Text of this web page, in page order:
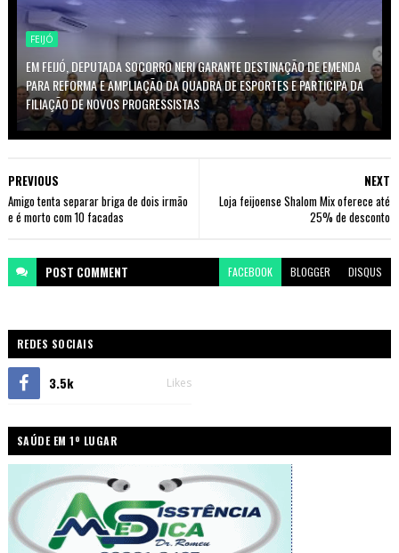
FEIJÓ
EM FEIJÓ, DEPUTADA SOCORRO NERI GARANTE DESTINAÇÃO DE EMENDA
PARA REFORMA E AMPLIAÇÃO DA QUADRA DE ESPORTES E PARTICIPA DA
FILIAÇÃO DE NOVOS PROGRESSISTAS
NEXT
Loja feijoense Shalom Mix oferece até
25% de desconto
PREVIOUS
Amigo tenta separar briga de dois irmão
e é morto com 10 facadas
POST COMMENT FACEBOOK BLOGGER DISQUS
REDES SOCIAIS
3.5k Likes
SAÚDE EM 1º LUGAR